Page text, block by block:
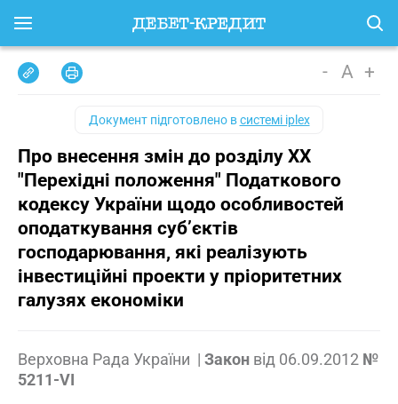
- A +
Документ підготовлено всистемі iplex
Про внесення змін до розділу XX
"Перехідні положення" Податкового
кодексу України щодо особливостей
оподаткування суб’єктів
господарювання, які реалізують
інвестиційні проекти у пріоритетних
галузях економіки
Верховна Рада України | Закон від 06.09.2012 №
5211-VI